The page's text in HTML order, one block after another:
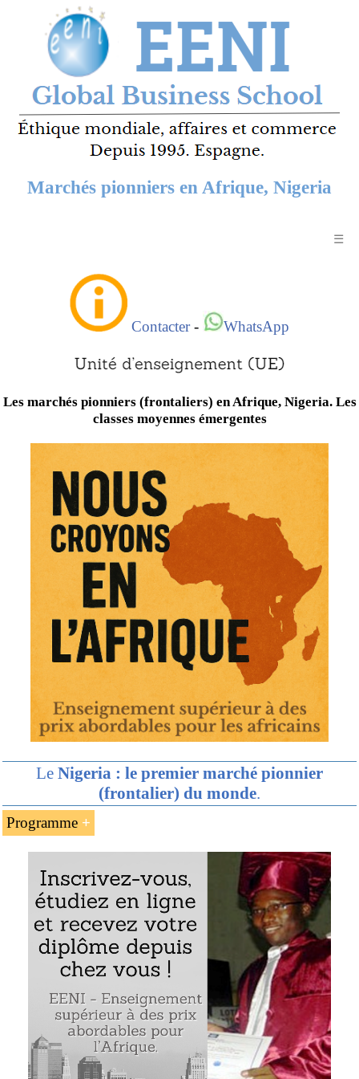
Marchés pionniers en Afrique, Nigeria
☰
Contacter- WhatsApp
Les marchés pionniers (frontaliers) en Afrique, Nigeria. Les
classes moyennes émergentes
Le Nigeria : le premier marché pionnier
(frontalier) du monde.
Programme
L’introduction aux marchés pionniers en Afrique
Le contexte africain
Les classes moyennes émergentes en Afrique
La réduction des conflits en Afrique
Le développement humain
L’intégration régionale de l’Afrique
L’amélioration de l’environnement des affaires en
Afrique
L’Afrique n’est pas une région hostile aux